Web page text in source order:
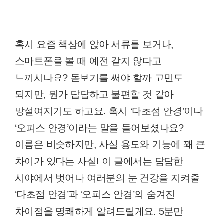
혹시 요즘 책상에 앉아 서류를 보거나,
스마트폰을 볼 때 예전 같지 않다고
느끼시나요? 돋보기를 써야 할까 고민도
되지만, 뭔가 답답하고 불편할 것 같아
망설여지기도 하고요. 혹시 ‘다초점 안경’이나
‘오피스 안경’이라는 말을 들어보셨나요?
이름은 비슷하지만, 사실 용도와 기능에 꽤 큰
차이가 있다는 사실! 이 글에서는 답답한
시야에서 벗어나 여러분의 눈 건강을 지켜줄
‘다초점 안경’과 ‘오피스 안경’의 숨겨진
차이점을 명쾌하게 알려드릴게요. 5분만